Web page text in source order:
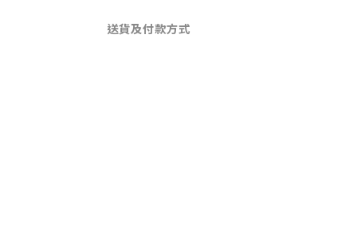
送貨及付款方式